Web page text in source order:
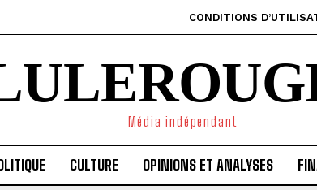
CONDITIONS
Média indépendant
CULTURE OPINIONS ET ANALYSES